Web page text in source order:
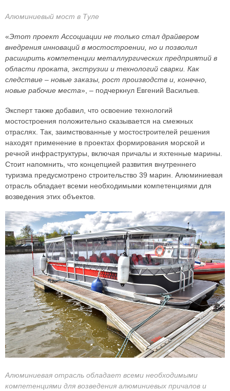
Алюминиевый мост в Туле
«Этот проект Ассоциации не только стал драйвером
внедрения инноваций в мостостроении, но и позволил
расширить компетенции металлургических предприятий в
области проката, экструзии и технологий сварки. Как
следствие – новые заказы, рост производств и, конечно,
новые рабочие места», – подчеркнул Евгений Васильев.
Эксперт также добавил, что освоение технологий
мостостроения положительно сказывается на смежных
отраслях. Так, заимствованные у мостостроителей решения
находят применение в проектах формирования морской и
речной инфраструктуры, включая причалы и яхтенные марины.
Стоит напомнить, что концепцией развития внутреннего
туризма предусмотрено строительство 39 марин. Алюминиевая
отрасль обладает всеми необходимыми компетенциями для
возведения этих объектов.
Алюминиевая отрасль обладает всеми необходимыми
компетенциями для возведения алюминиевых причалов и